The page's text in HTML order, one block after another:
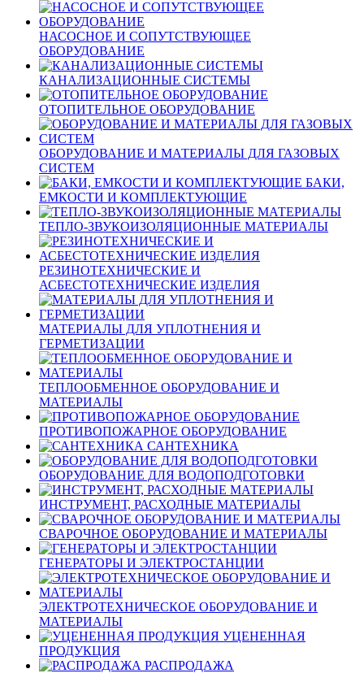
НАСОСНОЕ И СОПУТСТВУЮЩЕЕ
ОБОРУДОВАНИЕ
КАНАЛИЗАЦИОННЫЕ СИСТЕМЫ
ОТОПИТЕЛЬНОЕ ОБОРУДОВАНИЕ
ОБОРУДОВАНИЕ И МАТЕРИАЛЫ ДЛЯ ГАЗОВЫХ
СИСТЕМ
БАКИ,
ЕМКОСТИ И КОМПЛЕКТУЮЩИЕ
ТЕПЛО-ЗВУКОИЗОЛЯЦИОННЫЕ МАТЕРИАЛЫ
РЕЗИНОТЕХНИЧЕСКИЕ И
АСБЕСТОТЕХНИЧЕСКИЕ ИЗДЕЛИЯ
МАТЕРИАЛЫ ДЛЯ УПЛОТНЕНИЯ И
ГЕРМЕТИЗАЦИИ
ТЕПЛООБМЕННОЕ ОБОРУДОВАНИЕ И
МАТЕРИАЛЫ
ПРОТИВОПОЖАРНОЕ ОБОРУДОВАНИЕ
САНТЕХНИКА
ОБОРУДОВАНИЕ ДЛЯ ВОДОПОДГОТОВКИ
ИНСТРУМЕНТ, РАСХОДНЫЕ МАТЕРИАЛЫ
СВАРОЧНОЕ ОБОРУДОВАНИЕ И МАТЕРИАЛЫ
ГЕНЕРАТОРЫ И ЭЛЕКТРОСТАНЦИИ
ЭЛЕКТРОТЕХНИЧЕСКОЕ ОБОРУДОВАНИЕ И
МАТЕРИАЛЫ
УЦЕНЕННАЯ
ПРОДУКЦИЯ
РАСПРОДАЖА